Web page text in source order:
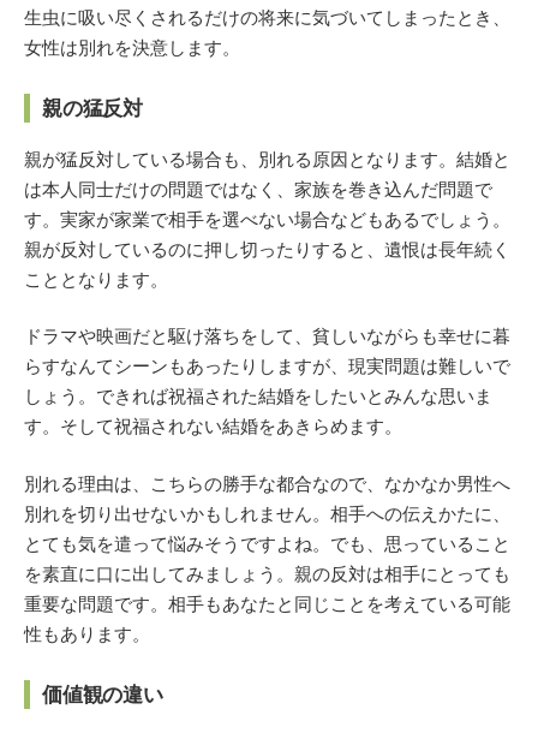
生虫に吸い尽くされるだけの将来に気づいてしまったとき、
女性は別れを決意します。
親の猛反対
親が猛反対している場合も、別れる原因となります。結婚と
は本人同士だけの問題ではなく、家族を巻き込んだ問題で
す。実家が家業で相手を選べない場合などもあるでしょう。
親が反対しているのに押し切ったりすると、遺恨は長年続く
こととなります。
ドラマや映画だと駆け落ちをして、貧しいながらも幸せに暮
らすなんてシーンもあったりしますが、現実問題は難しいで
しょう。できれば祝福された結婚をしたいとみんな思いま
す。そして祝福されない結婚をあきらめます。
別れる理由は、こちらの勝手な都合なので、なかなか男性へ
別れを切り出せないかもしれません。相手への伝えかたに、
とても気を遣って悩みそうですよね。でも、思っていること
を素直に口に出してみましょう。親の反対は相手にとっても
重要な問題です。相手もあなたと同じことを考えている可能
性もあります。
価値観の違い